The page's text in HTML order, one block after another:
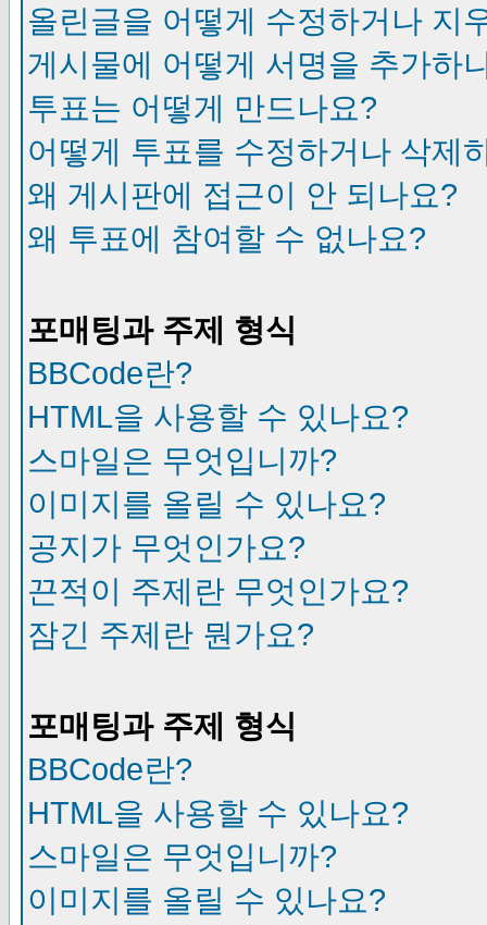
올린글을 어떻게 수정하거나 지
게시물에 어떻게 서명을 추가하
투표는 어떻게 만드나요?
어떻게 투표를 수정하거나 삭제
왜 게시판에 접근이 안 되나요?
왜 투표에 참여할 수 없나요?
포매팅과 주제 형식
BBCode란?
HTML을 사용할 수 있나요?
스마일은 무엇입니까?
이미지를 올릴 수 있나요?
공지가 무엇인가요?
끈적이 주제란 무엇인가요?
잠긴 주제란 뭔가요?
포매팅과 주제 형식
BBCode란?
HTML을 사용할 수 있나요?
스마일은 무엇입니까?
이미지를 올릴 수 있나요?